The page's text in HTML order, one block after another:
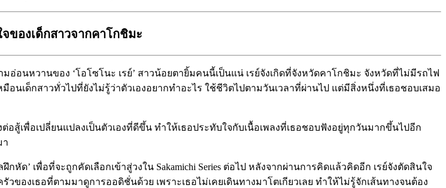
ของเด็กสาวจากคาโกชิมะ
อนหวานของ ‘โอโซโนะ เรย์’ สาวน้อยตายิ้มคนนี้เป็นแน่ เรย์จังเกิดที่จังหวัดคาโกชิมะ จังหวัดที่ไม่มีรถไฟ
อนเด็กสาวทั่วไปที่ยังไม่รู้ว่าตัวเองอยากทำอะไร ใช้ชีวิตไปตามวันเวลาที่ผ่านไป แต่มีสิ่งหนึ่งที่เธอชอบเสมอ
สู้เพื่อเปลี่ยนแปลงเป็นตัวเองที่ดีขึ้น ทำให้เธอประทับใจกับเนื้อเพลงที่เธอชอบฟังอยู่ทุกวันมากขึ้นไปอีก
า
กหัด’ เพื่อที่จะถูกคัดเลือกเข้าสู่วงใน Sakamichi Series ต่อไป หลังจากผ่านการคิดแล้วคิดอีก เรย์จังตัดสินใจ
ของเธอที่ตามมาดูการออดิชั่นด้วย เพราะเธอไม่เคยเดินทางมาโตเกียวเลย ทำให้ไม่รู้จักเส้นทางจนต้อง